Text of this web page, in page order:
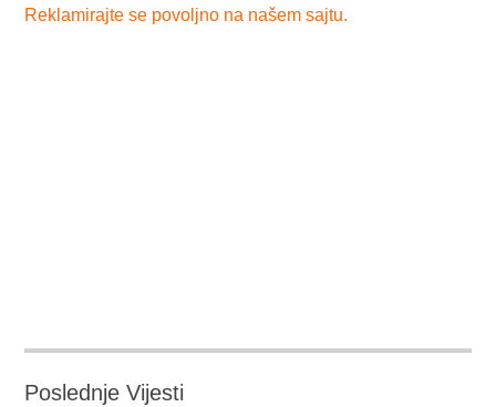
Reklamirajte se povoljno na našem sajtu.
Poslednje Vijesti